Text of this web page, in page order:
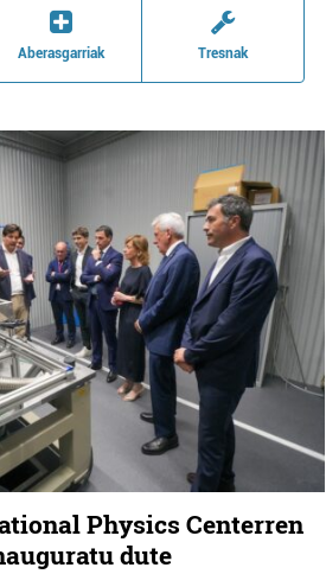
Aberasgarriak Tresnak
Physics Centerren
dute